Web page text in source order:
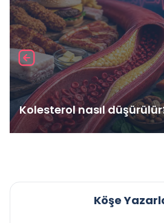
Kolesterol nasıl
Köşe